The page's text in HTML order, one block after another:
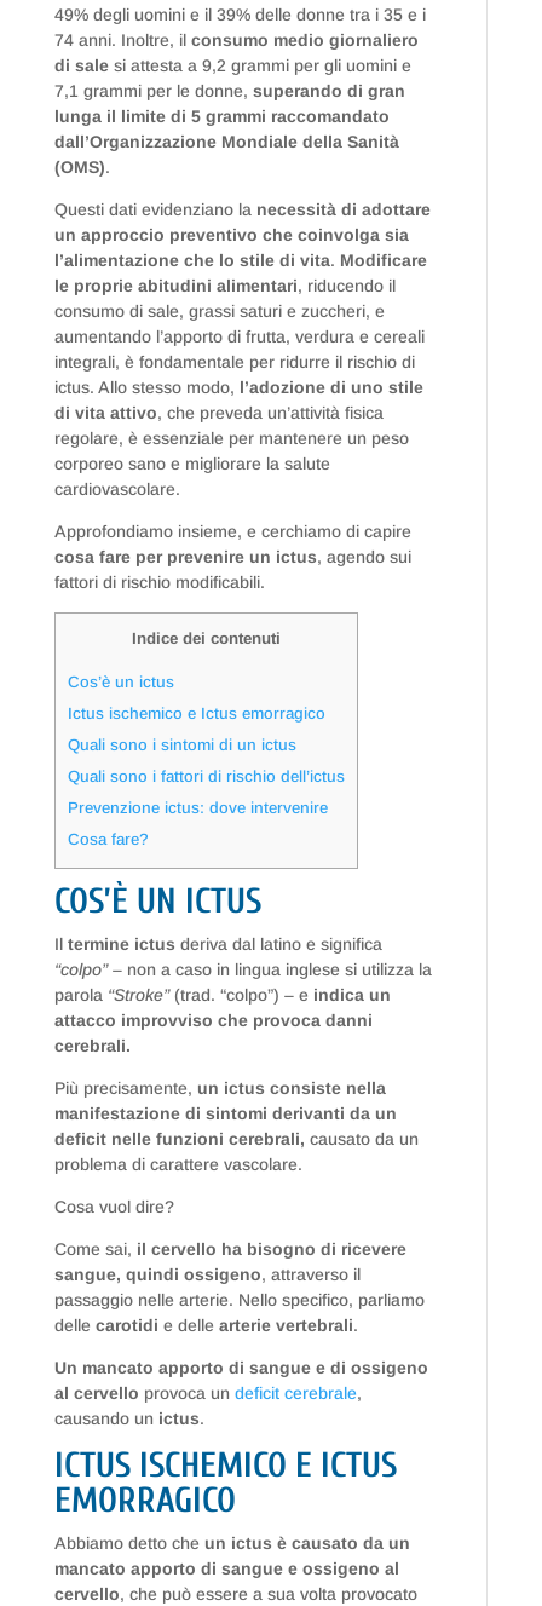
49% degli uomini e il 39% delle donne tra i 35 e i
74 anni. Inoltre, il consumo medio giornaliero
di sale si attesta a 9,2 grammi per gli uomini e
7,1 grammi per le donne, superando di gran
lunga il limite di 5 grammi raccomandato
dall’Organizzazione Mondiale della Sanità
(OMS).
Questi dati evidenziano la necessità di adottare
un approccio preventivo che coinvolga sia
l’alimentazione che lo stile di vita. Modificare
le proprie abitudini alimentari, riducendo il
consumo di sale, grassi saturi e zuccheri, e
aumentando l’apporto di frutta, verdura e cereali
integrali, è fondamentale per ridurre il rischio di
ictus. Allo stesso modo, l’adozione di uno stile
di vita attivo, che preveda un’attività fisica
regolare, è essenziale per mantenere un peso
corporeo sano e migliorare la salute
cardiovascolare.
Approfondiamo insieme, e cerchiamo di capire
cosa fare per prevenire un ictus, agendo sui
fattori di rischio modificabili.
Indice dei contenuti
Cos’è un ictus
Ictus ischemico e Ictus emorragico
Quali sono i sintomi di un ictus
Quali sono i fattori di rischio dell’ictus
Prevenzione ictus: dove intervenire
Cosa fare?
COS’È UN ICTUS
Il termine ictus deriva dal latino e significa
“colpo”– non a caso in lingua inglese si utilizza la
parola“Stroke”(trad. “colpo”) – e indica un
attacco improvviso che provoca danni
cerebrali.
Più precisamente, un ictus consiste nella
manifestazione di sintomi derivanti da un
deficit nelle funzioni cerebrali, causato da un
problema di carattere vascolare.
Cosa vuol dire?
Come sai, il cervello ha bisogno di ricevere
sangue, quindi ossigeno, attraverso il
passaggio nelle arterie. Nello specifico, parliamo
delle carotidi e delle arterie vertebrali.
Un mancato apporto di sangue e di ossigeno
al cervello provoca un deficit cerebrale,
causando un ictus.
ICTUS ISCHEMICO E ICTUS
EMORRAGICO
Abbiamo detto che un ictus è causato da un
mancato apporto di sangue e ossigeno al
cervello, che può essere a sua volta provocato